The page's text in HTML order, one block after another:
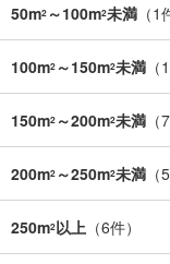
50m2 ～100m2未満 （1
100m2 ～150m2未満 （
150m2 ～200m2未満 （7
200m2 ～250m2未満 （5
250m2以上 （6件）